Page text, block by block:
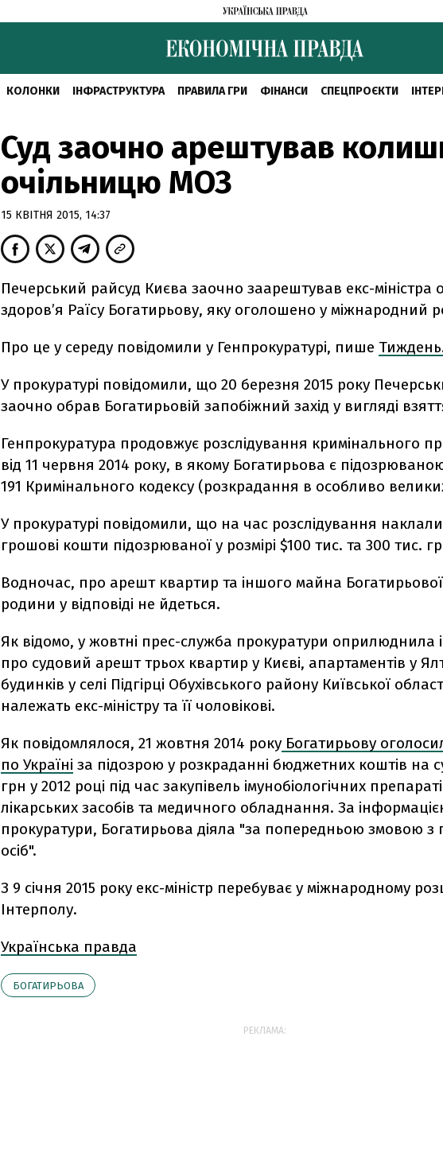
КОЛОНКИ ІНФРАСТРУКТУРА ПРАВИЛА ГРИ ФІНАНСИ СПЕЦПРОЄКТИ
Суд заочно арештував
очільницю МОЗ
15 КВІТНЯ 2015, 14:37
Печерський райсуд Києва заочно заарештував екс-міністра
здоров’я Раїсу Богатирьову, яку оголошено у міжнародний
Про це у середу повідомили у Генпрокуратурі, пише
У прокуратурі повідомили, що 20 березня 2015 року
заочно обрав Богатирьовій запобіжний захід у вигляді
Генпрокуратура продовжує розслідування кримінального
від 11 червня 2014 року, в якому Богатирьова є
191 Кримінального кодексу (розкрадання в особливо
У прокуратурі повідомили, що на час розслідування
грошові кошти підозрюваної у розмірі $100 тис. та 300 тис.
Водночас, про арешт квартир та іншого майна Богатирьової
родини у відповіді не йдеться.
Як відомо, у жовтні прес-служба прокуратури оприлюднила
про судовий арешт трьох квартир у Києві, апартаментів у
будинків у селі Підгірці Обухівського району Київської
належать екс-міністру та її чоловікові.
Як повідомлялося, 21 жовтня 2014 року Богатирьову
по Україні за підозрою у розкраданні бюджетних коштів на
грн у 2012 році під час закупівель імунобіологічних
лікарських засобів та медичного обладнання. За
прокуратури, Богатирьова діяла "за попередньою змовою з
осіб".
З 9 січня 2015 року екс-міністр перебуває у міжнародному
Інтерполу.
Українська правда
БОГАТИРЬОВА
РЕКЛАМА: